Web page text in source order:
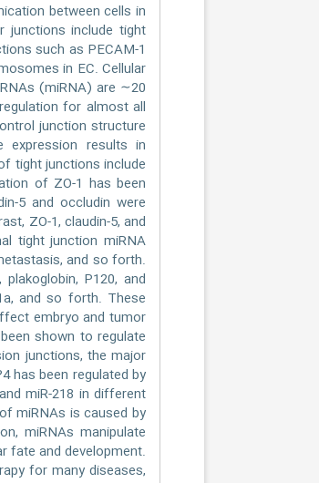
between cells in
junctions include tight
such as PECAM-1
in EC. Cellular
(miRNA) are ∼20
for almost all
junction structure
expression results in
tight junctions include
of ZO-1 has been
5 and occludin were
ZO-1, claudin-5, and
tight junction miRNA
and so forth.
P120, and
and so forth. These
embryo and tumor
shown to regulate
junctions, the major
has been regulated by
miR-218 in different
miRNAs is caused by
miRNAs manipulate
fate and development.
for many diseases,